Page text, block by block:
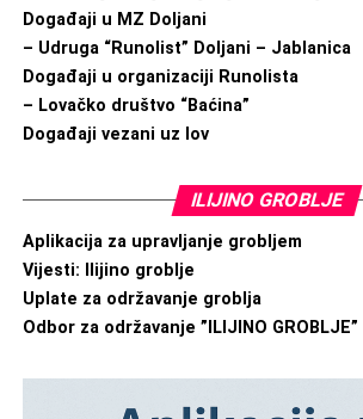
Događaji u MZ Doljani
– Udruga “Runolist” Doljani – Jablanica
Događaji u organizaciji Runolista
– Lovačko društvo “Baćina”
Događaji vezani uz lov
ILIJINO GROBLJE
Aplikacija za upravljanje grobljem
Vijesti: Ilijino groblje
Uplate za održavanje groblja
Odbor za održavanje ”ILIJINO GROBLJE”